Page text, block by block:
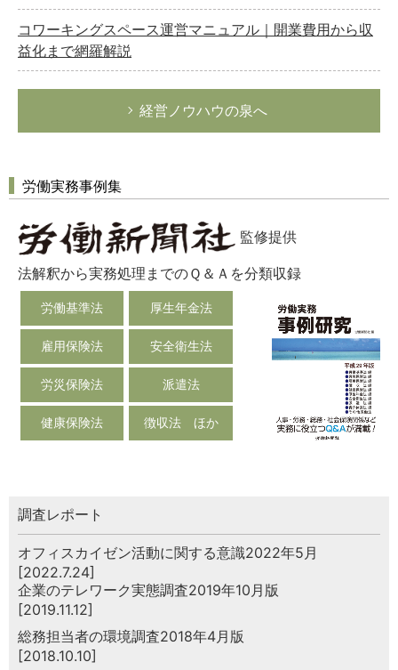
コワーキングスペース運営マニュアル｜開業費用から収
益化まで網羅解説
経営ノウハウの泉へ
労働実務事例集
監修提供
法解釈から実務処理までのＱ＆Ａを分類収録
労働基準法 厚生年金法
雇用保険法 安全衛生法
労災保険法 派遣法
健康保険法 徴収法 ほか
調査レポート
オフィスカイゼン活動に関する意識2022年5月
[2022.7.24]
企業のテレワーク実態調査2019年10月版
[2019.11.12]
総務担当者の環境調査2018年4月版
[2018.10.10]